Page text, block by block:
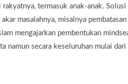
termasuk anak-anak.
masalahnya, misalnya
mengajarkan pembentukan
namun secara keseluruhan mulai